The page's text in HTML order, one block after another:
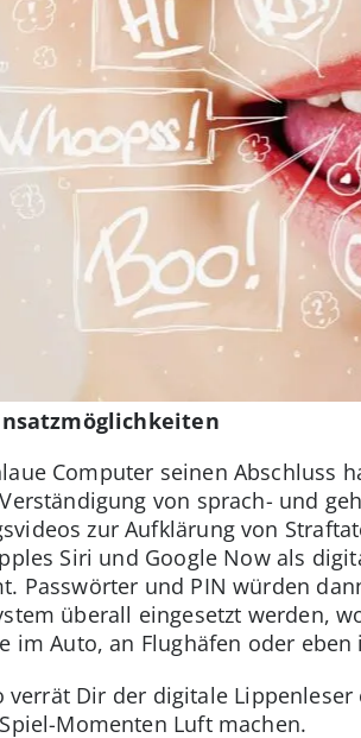
Computer seinen Abschluss
von sprach- und
zur Aufklärung von
Siri und Google Now als
Passwörter und PIN würden
überall eingesetzt werden,
im Auto, an Flughäfen oder
verrät Dir der digitale
Momenten Luft machen.